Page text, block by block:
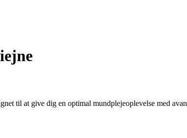
til at give dig en optimal mundplejeoplevelse med